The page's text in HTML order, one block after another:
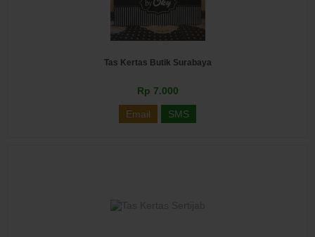
Tas Kertas Butik Surabaya
Rp 7.000
Email SMS